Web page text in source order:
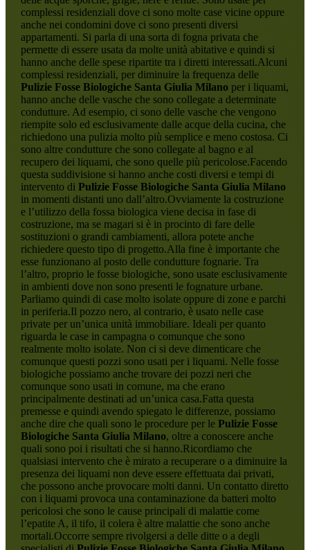
complessi residenziali dove ci sono molte case vicine oppure
anche nei condomini dove ci sono presenti diversi
appartamenti. Si parla di una sorta di fogna privata che
permette di essere usata da molte unità abitative e quindi si
hanno anche delle spese ripartite tra i diretti interessati.Alcuni
complessi residenziali, per diminuire la frequenza delle
Pulizie Fosse Biologiche Santa Giulia Milanoper i liquami,
hanno anche delle vasche che sono collegate a determinate
condutture. Ad esempio, ci sono delle vasche che vengono
riempite solo ed esclusivamente dalle acque della cucina, che
richiedono una pulizia molto più semplice e meno costosa. Ci
sono altre condutture che sono collegate al bagno e al
recupero dei liquami, che sono quelle più pericolose.Facendo
questa suddivisione si hanno anche costi diversi e tempi di
intervento di Pulizie Fosse Biologiche Santa Giulia Milano
in momenti distanti uno dall’altro.Ovviamente la costruzione
e l’utilizzo della fossa biologica viene decisa in fase di
costruzione, ma se magari si è in procinto di fare delle
sostituzioni o grandi cambiamenti, allora potete anche
richiedere questo tipo di progetto.Alla fine è importante che
esse funzionano al posto delle condutture fognarie. Tra
l’altro, proprio le fosse biologiche, sono usate esclusivamente
in ambienti dove non sono presenti le fognature urbane.
Parliamo quindi di case molto isolate oppure di zone e parchi
in periferia.Il pozzo nero, al contrario, è usato nelle case
private per un’unica unità immobiliare. Ideali per quanto
riguarda le case in campagna o comunque che sono
realmente molto isolate. Non ci si deve dimenticare che
comunque questi pozzi sono usati per i liquami. Nelle fosse
biologiche possiamo anche trovare dei pozzi neri che
comunque sono usati in comune, ma che erano
principalmente destinati ad un’unica casa.Fatta questa
premesse e quindi avendo spiegato le differenze, possiamo
anche dire che quali sono le procedure per le Pulizie Fosse
Biologiche Santa Giulia Milano, oltre a conoscere anche
quali sono poi i risultati che si hanno.Ricordiamo che
qualsiasi intervento che è mirato a recuperare o a diminuire la
presenza dei liquami non deve essere effettuata dai privati,
che possono anche provocare molti danni. Un contatto diretto
con i liquami provoca una contaminazione da batteri molto
pericolosi che sono le cause principali di malattie come
l’epatite A, il tifo, il colera è altre malattie che sono anche
mortali.Occorre sempre rivolgersi a delle ditte o a degli